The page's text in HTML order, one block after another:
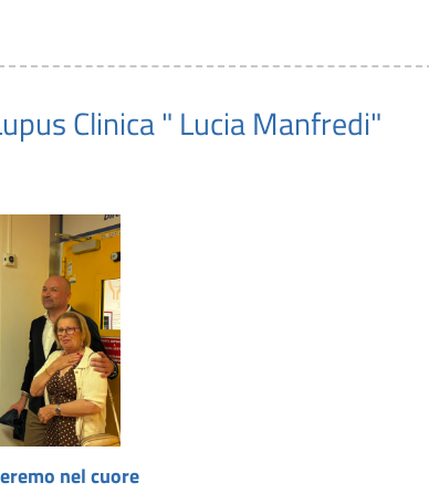
Clinica " Lucia Manfredi"
nel cuore